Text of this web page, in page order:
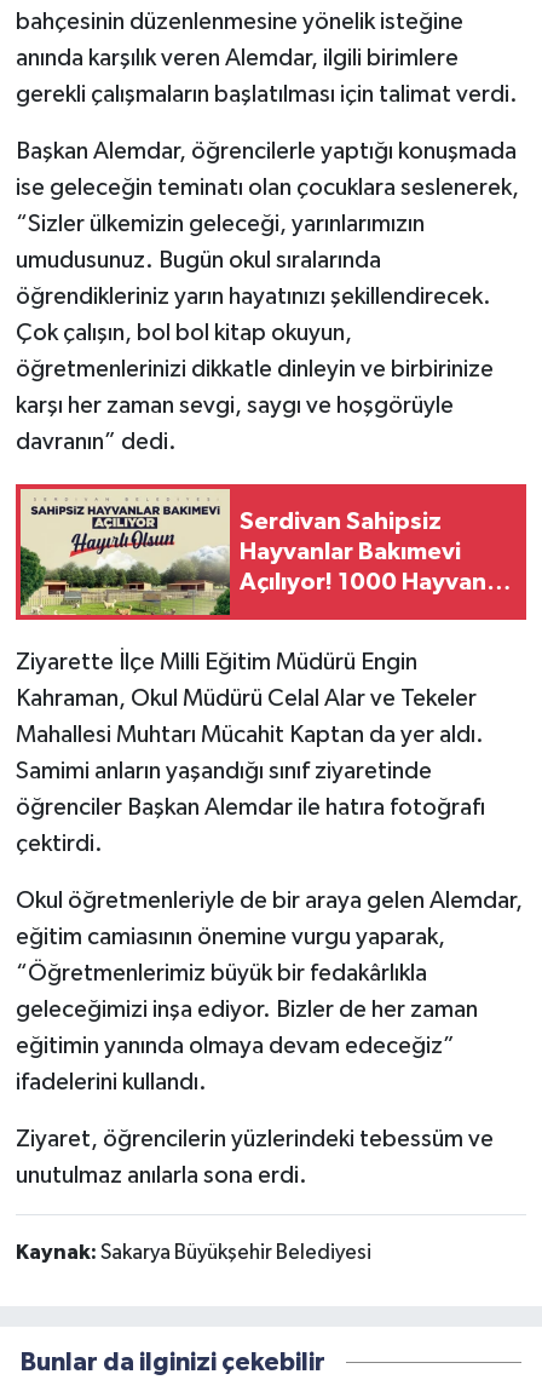
bahçesinin düzenlenmesine yönelik isteğine
anında karşılık veren Alemdar, ilgili birimlere
gerekli çalışmaların başlatılması için talimat verdi.
Başkan Alemdar, öğrencilerle yaptığı konuşmada
ise geleceğin teminatı olan çocuklara seslenerek,
“Sizler ülkemizin geleceği, yarınlarımızın
umudusunuz. Bugün okul sıralarında
öğrendikleriniz yarın hayatınızı şekillendirecek.
Çok çalışın, bol bol kitap okuyun,
öğretmenlerinizi dikkatle dinleyin ve birbirinize
karşı her zaman sevgi, saygı ve hoşgörüyle
davranın” dedi.
Serdivan Sahipsiz
Hayvanlar Bakımevi
Açılıyor! 1000 Hayvan
Ziyarette İlçe Milli Eğitim Müdürü Engin
Kahraman, Okul Müdürü Celal Alar ve Tekeler
Mahallesi Muhtarı Mücahit Kaptan da yer aldı.
Samimi anların yaşandığı sınıf ziyaretinde
öğrenciler Başkan Alemdar ile hatıra fotoğrafı
çektirdi.
Okul öğretmenleriyle de bir araya gelen Alemdar,
eğitim camiasının önemine vurgu yaparak,
“Öğretmenlerimiz büyük bir fedakârlıkla
geleceğimizi inşa ediyor. Bizler de her zaman
eğitimin yanında olmaya devam edeceğiz”
ifadelerini kullandı.
Ziyaret, öğrencilerin yüzlerindeki tebessüm ve
unutulmaz anılarla sona erdi.
Kaynak: Sakarya Büyükşehir Belediyesi
Bunlar da ilginizi çekebilir